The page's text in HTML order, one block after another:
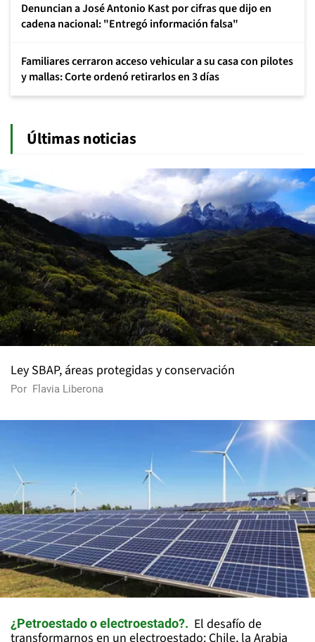
Denuncian a José Antonio Kast por cifras que dijo en
cadena nacional: "Entregó información falsa"
Familiares cerraron acceso vehicular a su casa con pilotes
y mallas: Corte ordenó retirarlos en 3 días
Últimas noticias
Ley SBAP, áreas protegidas y conservación
Por Flavia Liberona
¿Petroestado o electroestado?
El desafío de
transformarnos en un electroestado: Chile, la Arabia